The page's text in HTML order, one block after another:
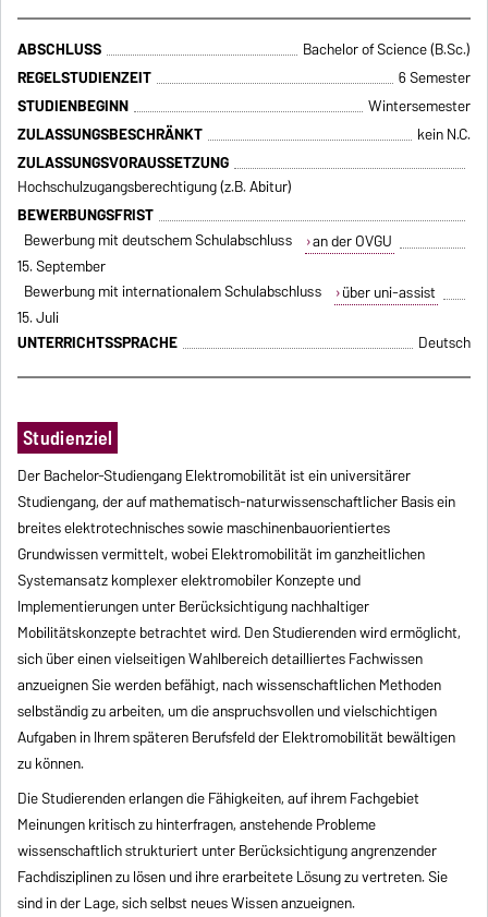
ABSCHLUSS
Bachelor of Science (B.Sc.)
REGELSTUDIENZEIT
6 Semester
STUDIENBEGINN
Wintersemester
ZULASSUNGSBESCHRÄNKT
kein N.C.
ZULASSUNGSVORAUSSETZUNG
Hochschulzugangsberechtigung (z.B. Abitur)
BEWERBUNGSFRIST
Bewerbung mit deutschem Schulabschluss
an der OVGU
15. September
Bewerbung mit internationalem Schulabschluss
über uni-assist
15. Juli
UNTERRICHTSSPRACHE
Deutsch
Studienziel
Der Bachelor-Studiengang Elektromobilität ist ein universitärer
Studiengang, der auf mathematisch-naturwissenschaftlicher Basis ein
breites elektrotechnisches sowie maschinenbauorientiertes
Grundwissen vermittelt, wobei Elektromobilität im ganzheitlichen
Systemansatz komplexer elektromobiler Konzepte und
Implementierungen unter Berücksichtigung nachhaltiger
Mobilitätskonzepte betrachtet wird. Den Studierenden wird ermöglicht,
sich über einen vielseitigen Wahlbereich detailliertes Fachwissen
anzueignen Sie werden befähigt, nach wissenschaftlichen Methoden
selbständig zu arbeiten, um die anspruchsvollen und vielschichtigen
Aufgaben in Ihrem späteren Berufsfeld der Elektromobilität bewältigen
zu können.
Die Studierenden erlangen die Fähigkeiten, auf ihrem Fachgebiet
Meinungen kritisch zu hinterfragen, anstehende Probleme
wissenschaftlich strukturiert unter Berücksichtigung angrenzender
Fachdisziplinen zu lösen und ihre erarbeitete Lösung zu vertreten. Sie
sind in der Lage, sich selbst neues Wissen anzueignen.